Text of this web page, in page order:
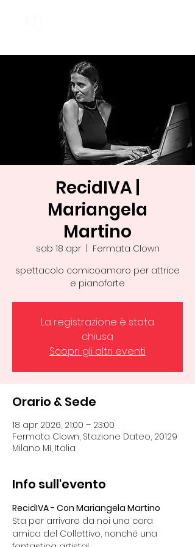
RecidIVA |
Mariangela
Martino
sab 18 apr
  |
Fermata Clown
spettacolo comicoamaro per attrice
e pianoforte
La registrazione è stata
chiusa
Scopri gli altri eventi
Orario & Sede
18 apr 2026, 21:00 – 23:00
Fermata Clown, Stazione Dateo, 20129
Milano MI, Italia
Info sull'evento
RecidIVA - Con Mariangela Martino
Sta per arrivare da noi una cara
amica del Collettivo, nonché una